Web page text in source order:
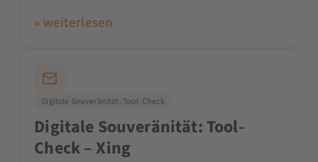
» weiterlesen
Digitale Souveränität: Tool-Check
Digitale Souveränität: Tool-
Check – Xing